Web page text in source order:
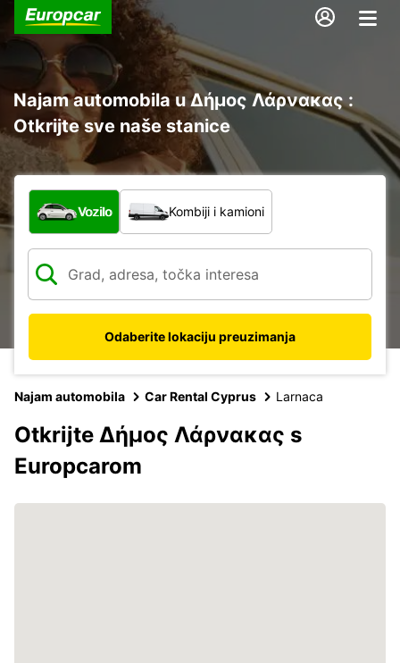
Najam automobila u Δήμος Λάρνακας :
Otkrijte sve naše stanice
Koja vrsta vozila?
Vozilo Kombiji i kamioni
Odaberite lokaciju preuzimanja
Najam automobila Car Rental Cyprus Larnaca
Otkrijte Δήμος Λάρνακας s
Europcarom